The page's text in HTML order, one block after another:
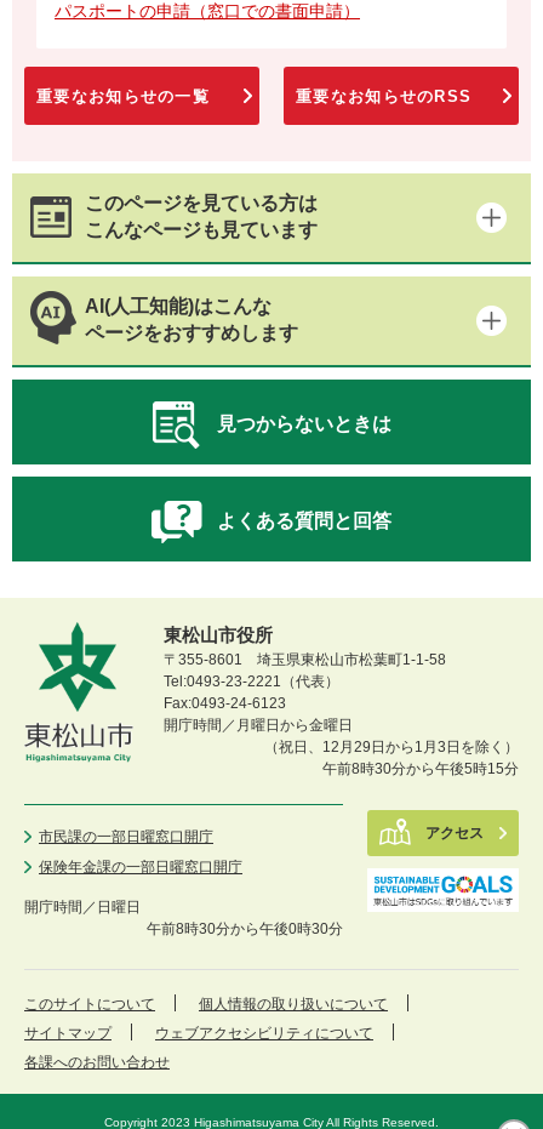
パスポートの申請（窓口での書面申請）
重要なお知らせの一覧 重要なお知らせのRSS
このページを見ている方は
こんなページも見ています
AI(人工知能)はこんな
ページをおすすめします
見つからないときは
よくある質問と回答
東松山市役所
〒355-8601 埼玉県東松山市松葉町1-1-58
Tel:0493-23-2221（代表）
Fax:0493-24-6123
開庁時間／月曜日から金曜日
（祝日、12月29日から1月3日を除く）
午前8時30分から午後5時15分
市民課の一部日曜窓口開庁
保険年金課の一部日曜窓口開庁
開庁時間／ 日曜日
午前8時30分から午後0時30分
アクセス
このサイトについて
個人情報の取り扱いについて
サイトマップ
ウェブアクセシビリティについて
各課へのお問い合わせ
Copyright 2023 Higashimatsuyama City All Rights Reserved.